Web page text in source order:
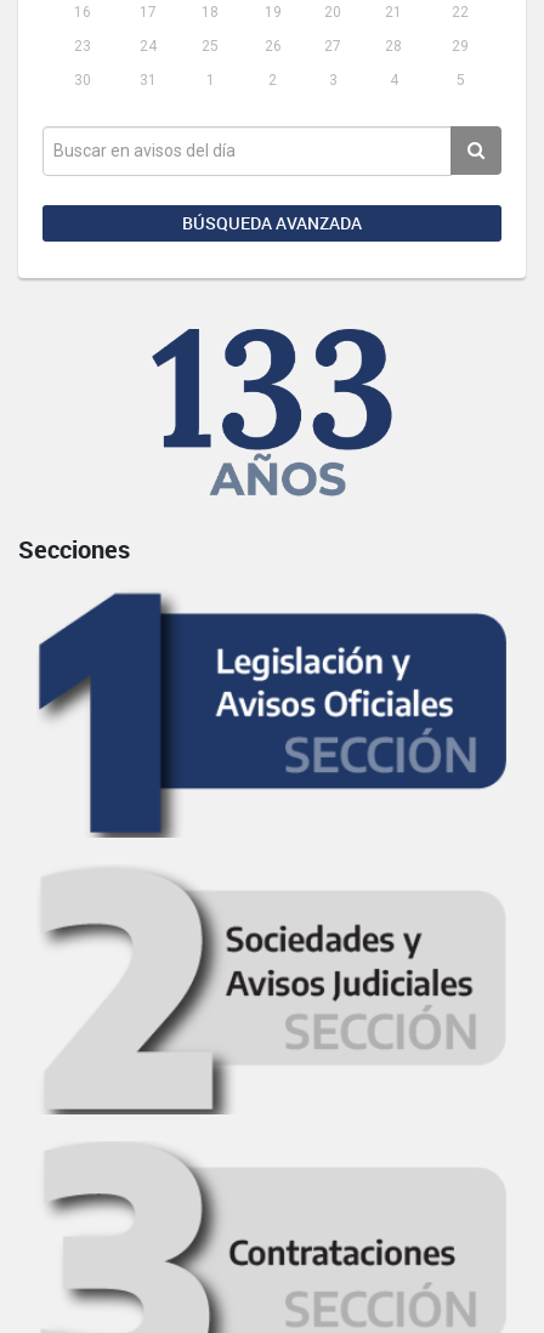
16
17 18 19 20 21
22
23
24 25 26 27 28
29
30
31 1 2 3 4 5
BÚSQUEDA AVANZADA
Secciones